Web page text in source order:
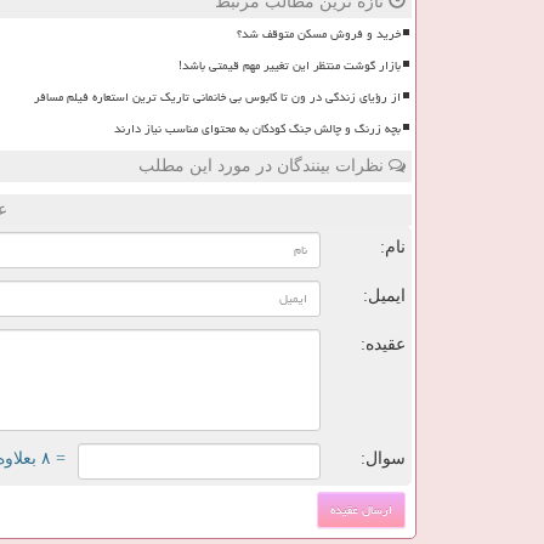
خرید و فروش مسکن متوقف شد؟
بازار گوشت منتظر این تغییر مهم قیمتی باشد!
از رؤیای زندگی در ون تا کابوس بی خانمانی تاریک ترین استعاره فیلم مسافر
بچه زرنگ و چالش جنگ کودکان به محتوای مناسب نیاز دارند
نظرات بینندگان در مورد این مطلب
نام:
ایمیل:
عقیده:
سوال: = ۸ بعلاوه ۴